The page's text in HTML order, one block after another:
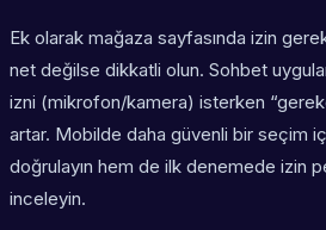
Ek olarak mağaza sayfasında izin
net değilse dikkatli olun. Sohbet
izni (mikrofon/kamera) isterken
artar. Mobilde daha güvenli bir seçim
doğrulayın hem de ilk denemede izin
inceleyin.